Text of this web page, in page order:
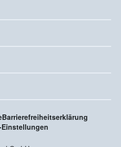
Barrierefreiheitserklärung